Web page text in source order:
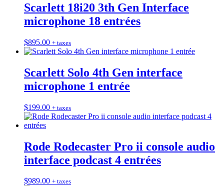
Scarlett 18i20 3th Gen Interface
microphone 18 entrées
$895.00 + taxes
Scarlett Solo 4th Gen interface
microphone 1 entrée
$199.00 + taxes
Rode Rodecaster Pro ii console audio
interface podcast 4 entrées
$989.00 + taxes